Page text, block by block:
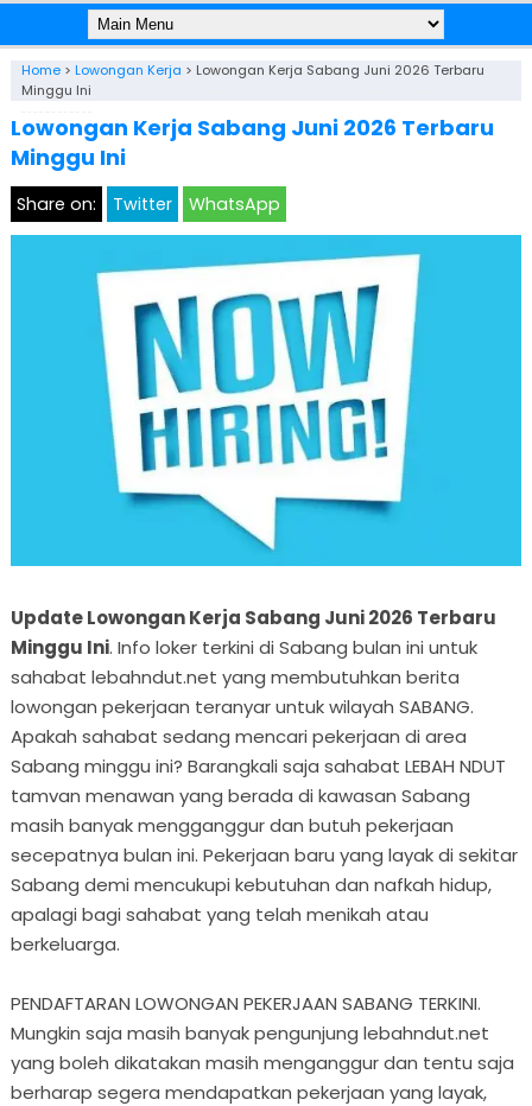
Home> Lowongan Kerja > Lowongan Kerja Sabang Juni 2026 Terbaru
Minggu Ini
Lowongan Kerja Sabang Juni 2026 Terbaru
Minggu Ini
Share on: Twitter WhatsApp
Update Lowongan Kerja Sabang Juni 2026 Terbaru
Minggu Ini. Info loker terkini di Sabang bulan ini untuk
sahabat lebahndut.net yang membutuhkan berita
lowongan pekerjaan teranyar untuk wilayah SABANG.
Apakah sahabat sedang mencari pekerjaan di area
Sabang minggu ini? Barangkali saja sahabat LEBAH NDUT
tamvan menawan yang berada di kawasan Sabang
masih banyak mengganggur dan butuh pekerjaan
secepatnya bulan ini. Pekerjaan baru yang layak di sekitar
Sabang demi mencukupi kebutuhan dan nafkah hidup,
apalagi bagi sahabat yang telah menikah atau
berkeluarga.
PENDAFTARAN LOWONGAN PEKERJAAN SABANG TERKINI.
Mungkin saja masih banyak pengunjung lebahndut.net
yang boleh dikatakan masih menganggur dan tentu saja
berharap segera mendapatkan pekerjaan yang layak,